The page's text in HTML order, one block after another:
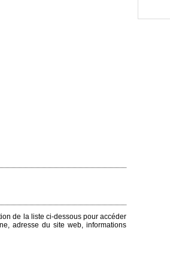
de la liste ci-dessous pour accéder
adresse du site web, informations